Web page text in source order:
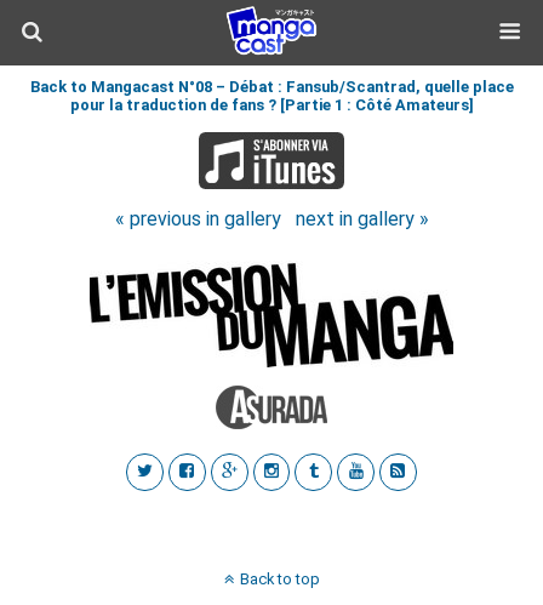
Back to Mangacast N°08 – Débat : Fansub/Scantrad, quelle place
pour la traduction de fans ? [Partie 1 : Côté Amateurs]
« previous in gallery next in gallery »
Back to top